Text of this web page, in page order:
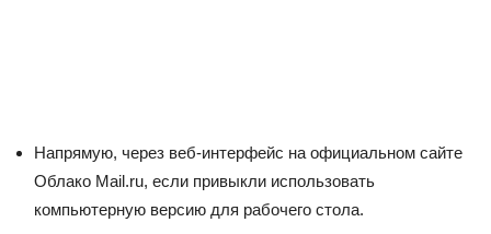
Напрямую, через веб-интерфейс на официальном сайте
Облако Mail.ru, если привыкли использовать
компьютерную версию для рабочего стола.